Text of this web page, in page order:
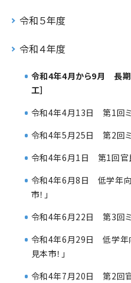
令和５年度
令和４年度
令和4年4月から9月 長期
工］
令和4年4月13日 第1回
令和4年5月25日 第2回
令和4年6月1日 第1回官
令和4年6月8日 低学年向
市！」
令和4年6月22日 第3回
令和4年6月29日 低学年
見本市！」
令和4年7月20日 第2回